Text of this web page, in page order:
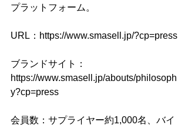
プラットフォーム。
URL：https://www.smasell.jp/?cp=press
ブランドサイト：
https://www.smasell.jp/abouts/philosoph
y?cp=press
会員数：サプライヤー約1,000名、バイ